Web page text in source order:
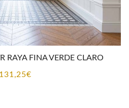
RAYA FINA VERDE CLARO
131,25€